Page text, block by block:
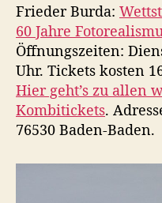
Frieder Burda:
60 Jahre
Öffnungszeiten:
Uhr. Tickets kosten
Hier geht’s zu allen
Kombitickets.
76530 Baden-Baden.